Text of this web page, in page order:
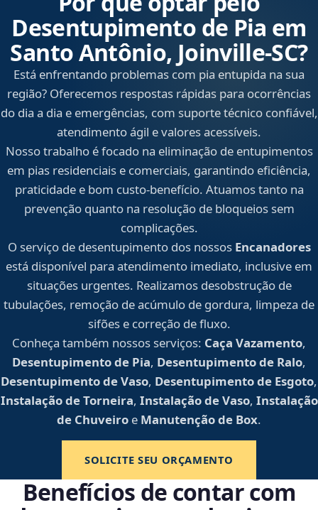
Desentupimento de Pia em
Santo Antônio, Joinville‑SC?
Está enfrentando problemas com pia entupida na sua
região? Oferecemos respostas rápidas para ocorrências
do dia a dia e emergências, com suporte técnico confiável,
atendimento ágil e valores acessíveis.
Nosso trabalho é focado na eliminação de entupimentos
em pias residenciais e comerciais, garantindo eficiência,
praticidade e bom custo-benefício. Atuamos tanto na
prevenção quanto na resolução de bloqueios sem
complicações.
O serviço de desentupimento dos nossos Encanadores
está disponível para atendimento imediato, inclusive em
situações urgentes. Realizamos desobstrução de
tubulações, remoção de acúmulo de gordura, limpeza de
sifões e correção de fluxo.
Conheça também nossos serviços: Caça Vazamento,
Desentupimento de Pia, Desentupimento de Ralo,
Desentupimento de Vaso, Desentupimento de Esgoto,
Instalação de Torneira, Instalação de Vaso, Instalação
de Chuveiro e Manutenção de Box.
SOLICITE SEU ORÇAMENTO
Benefícios de contar com